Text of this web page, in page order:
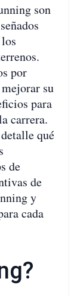
son
por
su
para
carrera.
qué
de
de
y
cada